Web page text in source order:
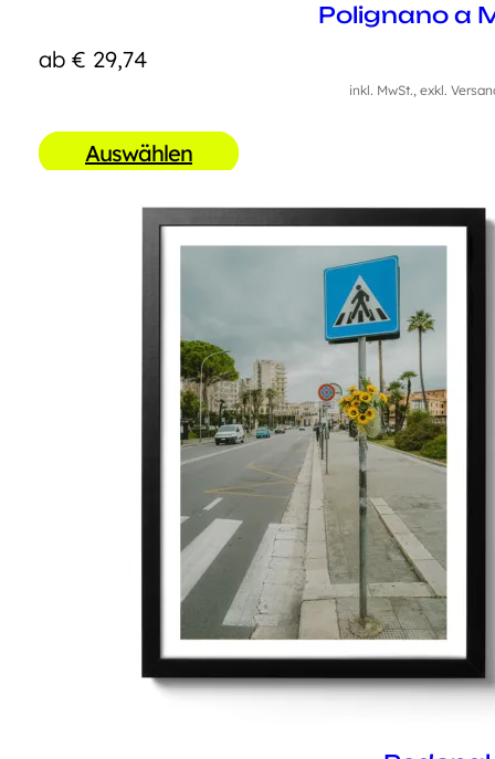
Polignano a
ab € 29,74
inkl. MwSt., exkl.
Auswählen